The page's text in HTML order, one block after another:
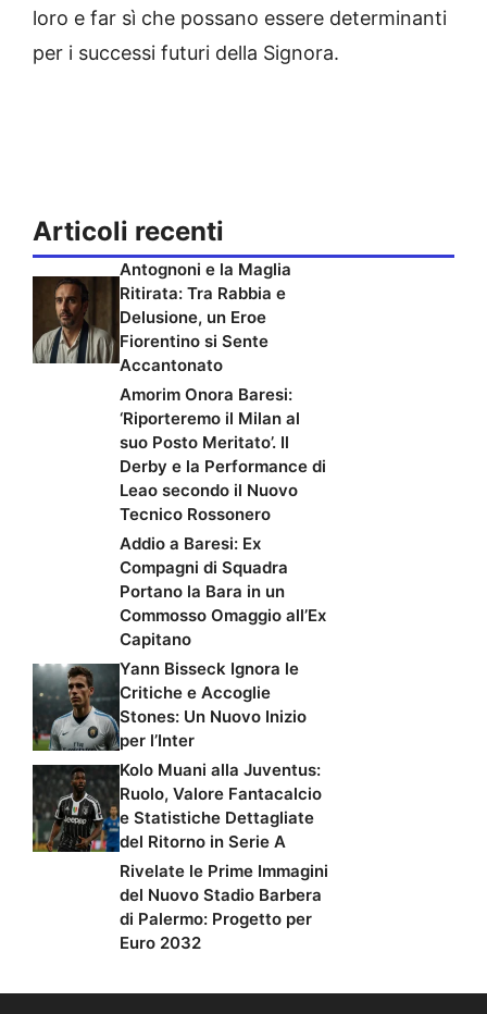
loro e far sì che possano essere determinanti
per i successi futuri della Signora.
Articoli recenti
Antognoni e la Maglia
Ritirata: Tra Rabbia e
Delusione, un Eroe
Fiorentino si Sente
Accantonato
Amorim Onora Baresi:
‘Riporteremo il Milan al
suo Posto Meritato’. Il
Derby e la Performance di
Leao secondo il Nuovo
Tecnico Rossonero
Addio a Baresi: Ex
Compagni di Squadra
Portano la Bara in un
Commosso Omaggio all’Ex
Capitano
Yann Bisseck Ignora le
Critiche e Accoglie
Stones: Un Nuovo Inizio
per l’Inter
Kolo Muani alla Juventus:
Ruolo, Valore Fantacalcio
e Statistiche Dettagliate
del Ritorno in Serie A
Rivelate le Prime Immagini
del Nuovo Stadio Barbera
di Palermo: Progetto per
Euro 2032